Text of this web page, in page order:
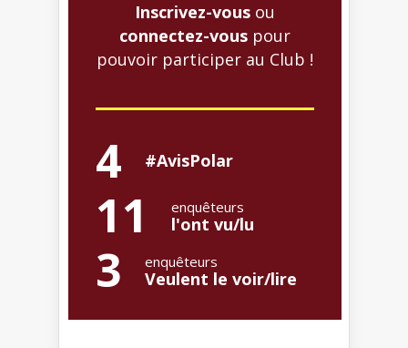
Inscrivez-vous ou
connectez-vous pour
pouvoir participer au Club !
4 #AvisPolar
11 enquêteurs
l'ont vu/lu
3 enquêteurs
Veulent le voir/lire